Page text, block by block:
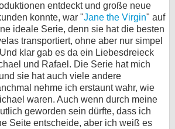
entdeckt und große neue
konnte, war "Jane the Virgin" auf
ideale Serie, denn sie hat die besten
transportiert, ohne aber nur simpel
klar gab es da ein Liebesdreieck
und Rafael. Die Serie hat mich
sie hat auch viele andere
nehme ich erstaunt wahr, wie
waren. Auch wenn durch meine
geworden sein dürfte, dass ich
Seite entscheide, aber ich weiß es